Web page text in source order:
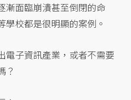
漸面臨崩潰甚至倒閉的命
學校都是很明顯的案例。
電子資訊產業，或者不需要
？